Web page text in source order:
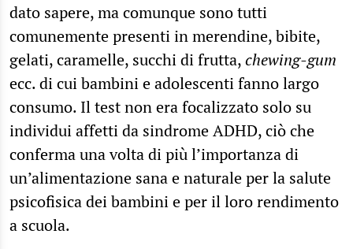
dato sapere, ma comunque sono tutti
comunemente presenti in merendine, bibite,
gelati, caramelle, succhi di frutta,chewing-gum
ecc. di cui bambini e adolescenti fanno largo
consumo. Il test non era focalizzato solo su
individui affetti da sindrome ADHD, ciò che
conferma una volta di più l’importanza di
un’alimentazione sana e naturale per la salute
psicofisica dei bambini e per il loro rendimento
a scuola.